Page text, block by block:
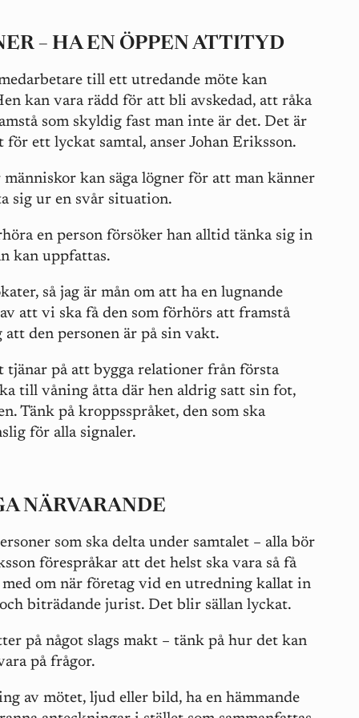
– HA EN ÖPPEN ATTITYD
till ett utredande möte kan
kan vara rädd för att bli avskedad, att råka
som skyldig fast man inte är det. Det är
ett lyckat samtal, anser Johan Eriksson.
kan säga lögner för att man känner
sig ur en svår situation.
en person försöker han alltid tänka sig in
kan uppfattas.
så jag är mån om att ha en lugnande
att vi ska få den som förhörs att framstå
att den personen är på sin vakt.
tjänar på att bygga relationer från första
till våning åtta där hen aldrig satt sin fot,
Tänk på kroppsspråket, den som ska
för alla signaler.
NÄRVARANDE
som ska delta under samtalet – alla bör
förespråkar att det helst ska vara så få
om när företag vid en utredning kallat in
biträdande jurist. Det blir sällan lyckat.
på något slags makt – tänk på hur det kan
på frågor.
av mötet, ljud eller bild, ha en hämmande